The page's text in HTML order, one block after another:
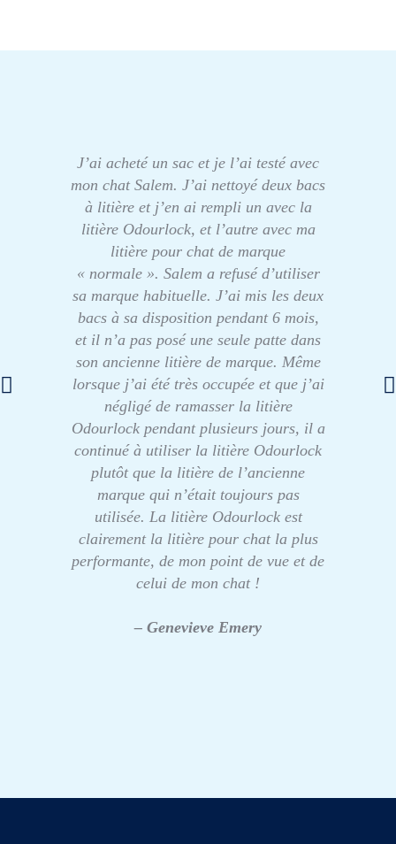
J’ai acheté un sac et je l’ai testé avec
mon chat Salem. J’ai nettoyé deux bacs
à litière et j’en ai rempli un avec la
litière Odourlock, et l’autre avec ma
litière pour chat de marque
« normale ». Salem a refusé d’utiliser
sa marque habituelle. J’ai mis les deux
bacs à sa disposition pendant 6 mois,
et il n’a pas posé une seule patte dans
son ancienne litière de marque. Même
lorsque j’ai été très occupée et que j’ai
négligé de ramasser la litière
Odourlock pendant plusieurs jours, il a
continué à utiliser la litière Odourlock
plutôt que la litière de l’ancienne
marque qui n’était toujours pas
utilisée. La litière Odourlock est
clairement la litière pour chat la plus
performante, de mon point de vue et de
celui de mon chat !
– Genevieve Emery